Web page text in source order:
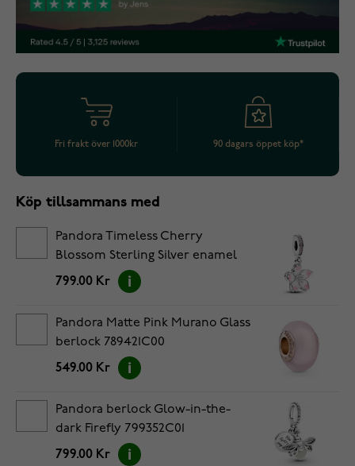
Fri frakt över 1000kr 90 dagars öppet köp*
Köp tillsammans med
Pandora Timeless Cherry
Blossom Sterling Silver enamel
berlock 790667C01
799.00 Kr
Pandora Matte Pink Murano Glass
berlock 789421C00
549.00 Kr
Pandora berlock Glow-in-the-
dark Firefly 799352C01
799.00 Kr